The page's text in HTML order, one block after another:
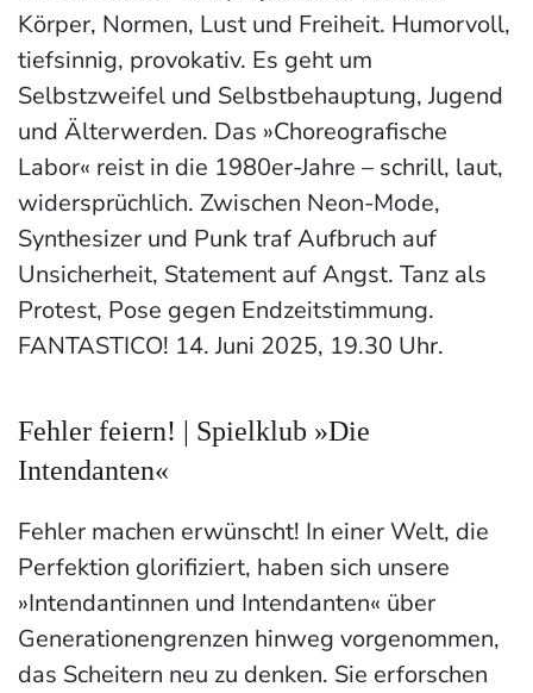
Körper, Normen, Lust und Freiheit. Humorvoll,
tiefsinnig, provokativ. Es geht um
Selbstzweifel und Selbstbehauptung, Jugend
und Älterwerden. Das »Choreografische
Labor« reist in die 1980er-Jahre – schrill, laut,
widersprüchlich. Zwischen Neon-Mode,
Synthesizer und Punk traf Aufbruch auf
Unsicherheit, Statement auf Angst. Tanz als
Protest, Pose gegen Endzeitstimmung.
FANTASTICO! 14. Juni 2025, 19.30 Uhr.
Fehler feiern! | Spielklub »Die
Intendanten«
Fehler machen erwünscht! In einer Welt, die
Perfektion glorifiziert, haben sich unsere
»Intendantinnen und Intendanten« über
Generationengrenzen hinweg vorgenommen,
das Scheitern neu zu denken. Sie erforschen